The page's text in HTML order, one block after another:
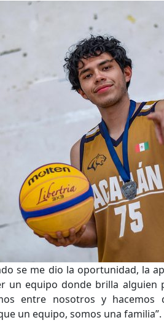
se me dio la oportunidad, la
un equipo donde brilla alguien
entre nosotros y hacemos
un equipo, somos una familia”.